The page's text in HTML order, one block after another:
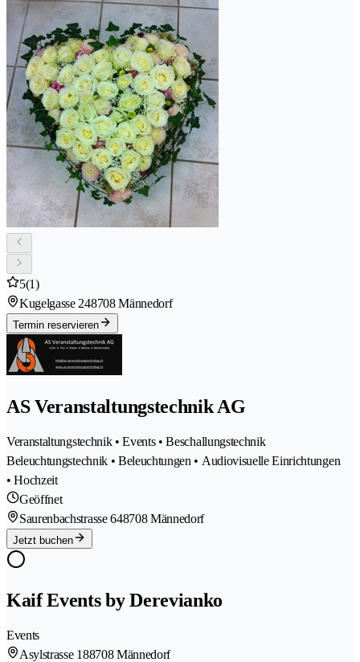
5(1)
Kugelgasse 248708 Männedorf
Termin reservieren
AS Veranstaltungstechnik AG
Veranstaltungstechnik • Events • Beschallungstechnik
Beleuchtungstechnik • Beleuchtungen • Audiovisuelle Einrichtungen
• Hochzeit
Geöffnet
Saurenbachstrasse 648708 Männedorf
Jetzt buchen
Kaif Events by Derevianko
Events
Asylstrasse 188708 Männedorf